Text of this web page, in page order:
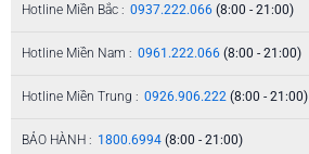
Hotline Miền Bắc : 0937.222.066 (8:00 - 21:00)
Hotline Miền Nam : 0961.222.066 (8:00 - 21:00)
Hotline Miền Trung : 0926.906.222 (8:00 - 21:00)
BẢO HÀNH : 1800.6994 (8:00 - 21:00)